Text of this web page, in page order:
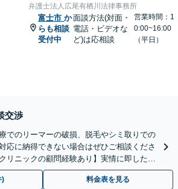
弁護士法人広尾有栖川法律事務所
富士市 か
らも相談
受付中
面談方法(対面・
電話・ビデオな
ど)は応相談
営業時間：1
0:00~16:00
（平日）
交渉
でのリーマーの破損、脱毛やシミ取りでの
応に納得できない場合はぜひご相談くださ
リニックの顧問経験あり】実情に即したア
トラブルの解決を目指します。
) 料金表を見る